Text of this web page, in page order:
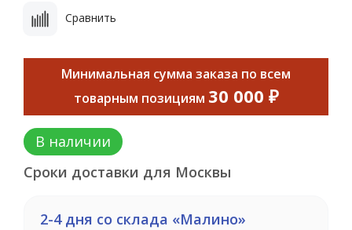
Сравнить
Минимальная сумма заказа по всем
товарным позициям 30 000 ₽
В наличии
Сроки доставки для Москвы
2-4 дня со склада «Малино»